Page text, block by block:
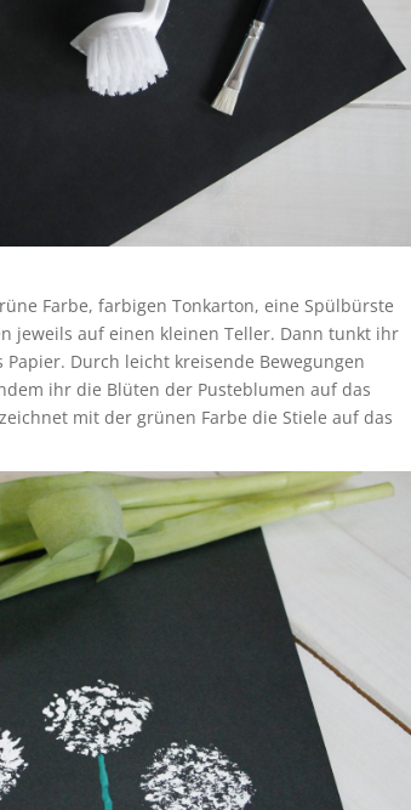
Farbe, farbigen Tonkarton, eine Spülbürste
jeweils auf einen kleinen Teller. Dann tunkt ihr
Durch leicht kreisende Bewegungen
ihr die Blüten der Pusteblumen auf das
mit der grünen Farbe die Stiele auf das